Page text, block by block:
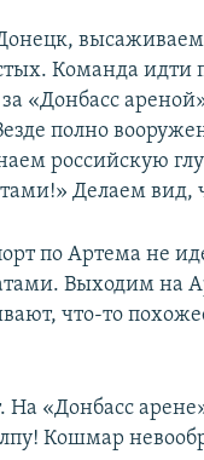
Команда идти
«Донбасс
полно
российскую
Делаем
по Артема не
Выходим на
что-то
На «Донбасс
Кошмар